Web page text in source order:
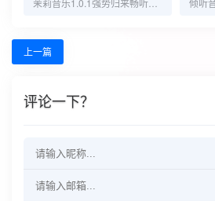
上一篇
评论一下？